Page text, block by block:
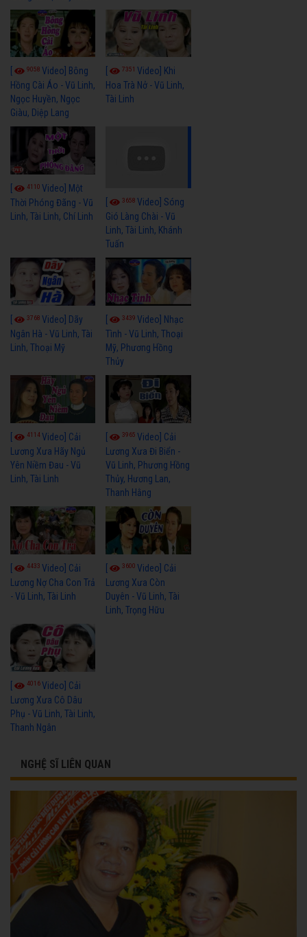
9058 Video] Bông
Hồng Cài Áo - Vũ Linh,
Ngọc Huyền, Ngọc
Giàu, Diệp Lang
7351Video] Khi
Hoa Trà Nở - Vũ Linh,
Tài Linh
4110 Video] Một
Thời Phóng Đãng - Vũ
Linh, Tài Linh, Chí Linh
3658Video] Sóng
Gió Làng Chài - Vũ
Linh, Tài Linh, Khánh
Tuấn
3768 Video] Dãy
Ngân Hà - Vũ Linh, Tài
Linh, Thoại Mỹ
3439Video] Nhạc
Tình - Vũ Linh, Thoại
Mỹ, Phương Hồng
Thủy
4114Video] Cải
Lương Xưa Hãy Ngủ
Yên Niềm Đau - Vũ
Linh, Tài Linh
3965Video] Cải
Lương Xưa Đi Biển -
Vũ Linh, Phương Hồng
Thủy, Hương Lan,
Thanh Hằng
4433 Video] Cải
Lương Nợ Cha Con Trả
- Vũ Linh, Tài Linh
3600Video] Cải
Lương Xưa Còn
Duyên - Vũ Linh, Tài
Linh, Trọng Hữu
4016Video] Cải
Lương Xưa Cô Dâu
Phụ - Vũ Linh, Tài Linh,
Thanh Ngân
NGHỆ SĨ LIÊN QUAN